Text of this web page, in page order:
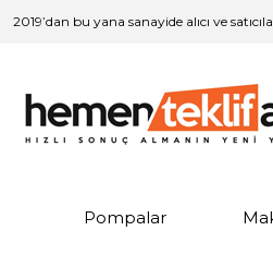
2019’dan bu yana sanayide alıcı ve
Pompalar